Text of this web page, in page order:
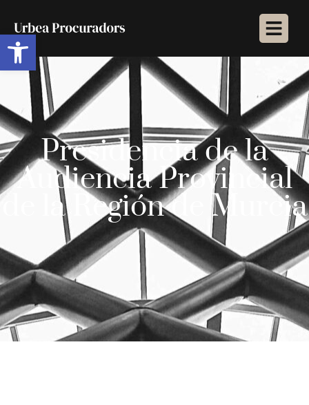
Abrir barra de herramientas
Presidencia de la
Audiencia Provincial
de la Región de Murcia